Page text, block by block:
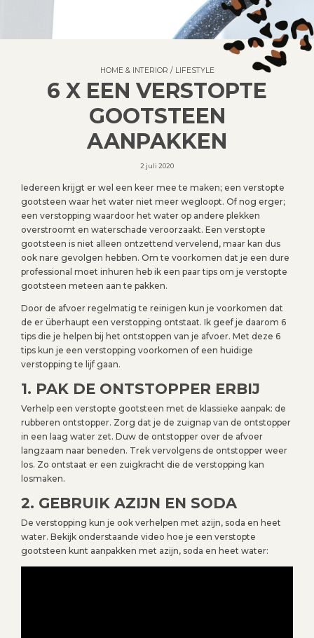
HOME & INTERIOR / LIFESTYLE
6 X EEN VERSTOPTE
GOOTSTEEN
AANPAKKEN
2 juli 2020
Iedereen krijgt er wel een keer mee te maken; een verstopte
gootsteen waar het water niet meer wegloopt. Of nog erger;
een verstopping waardoor het water op andere plekken
overstroomt en waterschade veroorzaakt. Een verstopte
gootsteen is niet alleen ontzettend vervelend, maar kan dus
ook nare gevolgen hebben. Om te voorkomen dat je een dure
professional moet inhuren heb ik een paar tips om je verstopte
gootsteen meteen aan te pakken.
Door de afvoer regelmatig te reinigen kun je voorkomen dat
de er überhaupt een verstopping ontstaat. Ik geef je daarom 6
tips die je helpen bij het ontstoppen van je afvoer. Met deze 6
tips kun je een verstopping voorkomen of een huidige
verstopping te lijf gaan.
1. PAK DE ONTSTOPPER ERBIJ
Verhelp een verstopte gootsteen met de klassieke aanpak: de
rubberen ontstopper. Zorg dat je de zuignap van de ontstopper
in een laag water zet. Duw de ontstopper over de afvoer
langzaam naar beneden. Trek vervolgens de ontstopper weer
los. Zo ontstaat er een zuigkracht die de verstopping kan
losmaken.
2. GEBRUIK AZIJN EN SODA
De verstopping kun je ook verhelpen met azijn, soda en heet
water. Bekijk onderstaande video hoe je een verstopte
gootsteen kunt aanpakken met azijn, soda en heet water: